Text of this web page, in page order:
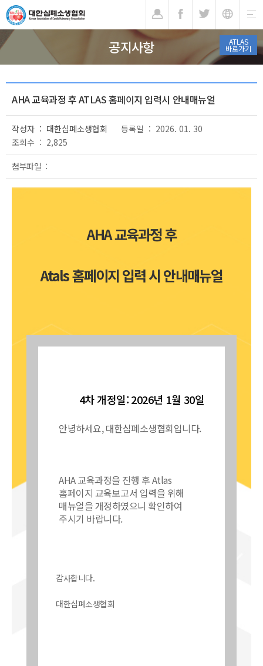
ATLAS
바로가기
공지사항
AHA 교육과정 후 ATLAS 홈페이지 입력시 안내매뉴얼
작성자 : 대한심폐소생협회
등록일 : 2026. 01. 30
조회수 : 2,825
첨부파일 :
AHA 교육과정 후
Atals 홈페이지 입력 시 안내매뉴얼
4차 개정일: 2026년 1월 30일
안녕하세요, 대한심폐소생협회입니다.
AHA 교육과정을 진행 후 Atlas
홈페이지 교육보고서 입력을 위해
매뉴얼을 개정하였으니 확인하여
주시기 바랍니다.
감사합니다.
대한심폐소생협회